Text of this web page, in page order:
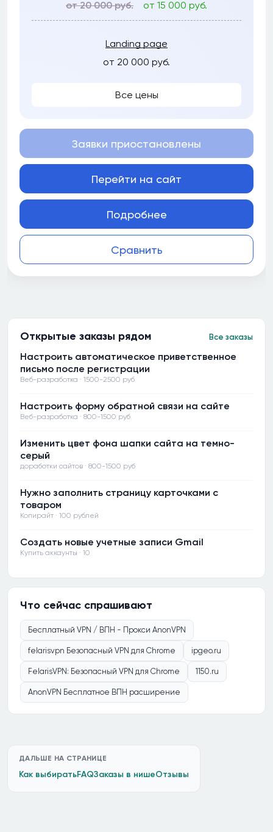
от 20 000 руб.
от 15 000 руб.
Landing page
от 20 000 руб.
Все цены
Сравнить
Заявки приостановлены
Перейти на сайт
Подробнее
Открытые заказы рядом Все заказы
Настроить автоматическое приветственное
письмо после регистрации
Веб-разработка · 1500-2500 руб
Настроить форму обратной связи на сайте
Веб-разработка · 800-1500 руб
Изменить цвет фона шапки сайта на темно-
серый
доработки сайтов · 800-1500 руб
Нужно заполнить страницу карточками с
товаром
Копирайт · 100 рублей
Создать новые учетные записи Gmail
Купить аккаунты · 10
Что сейчас спрашивают
Бесплатный VPN / ВПН - Прокси AnonVPN
felarisvpn Безопасный VPN для Chrome ipgeo.ru
FelarisVPN: Безопасный VPN для Chrome 1150.ru
AnonVPN Бесплатное ВПН расширение
ДАЛЬШЕ НА СТРАНИЦЕ
Как выбиратьFAQЗаказы в нишеОтзывы